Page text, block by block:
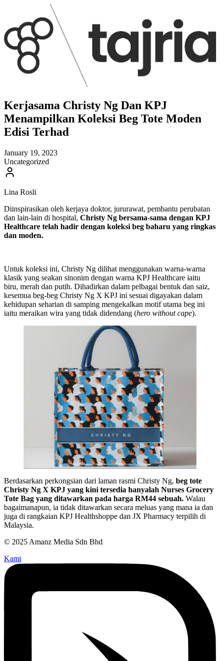
Kerjasama Christy Ng Dan KPJ
Menampilkan Koleksi Beg Tote Moden
Edisi Terhad
January 19, 2023
Uncategorized
Lina Rosli
Diinspirasikan oleh kerjaya doktor, jururawat, pembantu perubatan
dan lain-lain di hospital, Christy Ng bersama-sama dengan KPJ
Healthcare telah hadir dengan koleksi beg baharu yang ringkas
dan moden.
Untuk koleksi ini, Christy Ng dilihat menggunakan warna-warna
klasik yang seakan sinonim dengan warna KPJ Healthcare iaitu
biru, merah dan putih. Dihadirkan dalam pelbagai bentuk dan saiz,
kesemua beg-beg Christy Ng X KPJ ini sesuai digayakan dalam
kehidupan seharian di samping mengekalkan motif utama beg ini
iaitu meraikan wira yang tidak didendang (hero without cape).
Berdasarkan perkongsian dari laman rasmi Christy Ng, beg tote
Christy Ng X KPJ yang kini tersedia hanyalah Nurses Grocery
Tote Bag yang ditawarkan pada harga RM44 sebuah. Walau
bagaimanapun, ia tidak ditawarkan secara meluas yang mana ia dan
juga di rangkaian KPJ Healthshoppe dan JX Pharmacy terpilih di
Malaysia.
© 2025 Amanz Media Sdn Bhd
Kami